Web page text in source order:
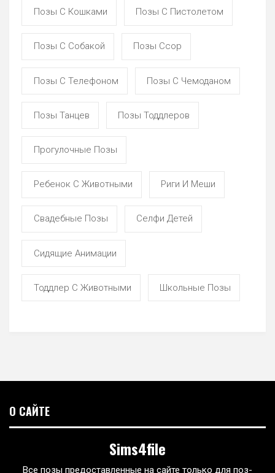
Позы С Кошками Позы С Пистолетом
Позы С Собакой Позы Ссор
Позы С Телефоном Позы С Чемоданом
Позы Танцев Позы Тоддлеров
Прогулочные Позы
Ребенок С Животными Риги И Меши
Свадебные Позы Селфи Детей
Сидящие Анимации
Тоддлер С Животными Школьные Позы
О САЙТЕ
Sims4file
Все позы предоставленные на сайте только для поз-